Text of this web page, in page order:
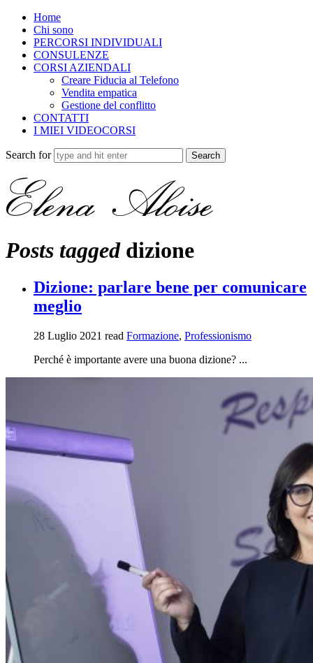
Home
Chi sono
PERCORSI INDIVIDUALI
CONSULENZE
CORSI AZIENDALI
Creare Fiducia al Telefono
Vendita empatica
Gestione del conflitto
CONTATTI
I MIEI VIDEOCORSI
Search for
Posts tagged dizione
Dizione: parlare bene per comunicare
meglio
28 Luglio 2021 read Formazione, Professionismo
Perché è importante avere una buona dizione? ...